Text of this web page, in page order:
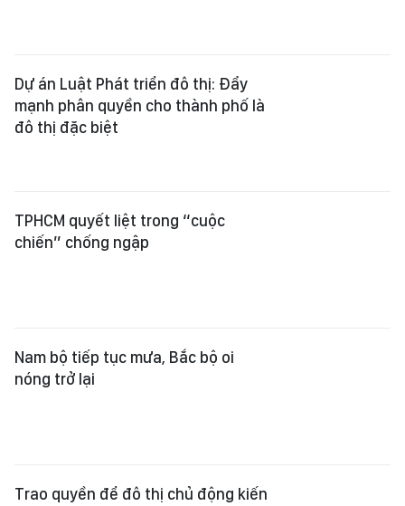
Dự án Luật Phát triển đô thị: Đẩy
mạnh phân quyền cho thành phố là
đô thị đặc biệt
TPHCM quyết liệt trong “cuộc
chiến” chống ngập
Nam bộ tiếp tục mưa, Bắc bộ oi
nóng trở lại
Trao quyền để đô thị chủ động kiến